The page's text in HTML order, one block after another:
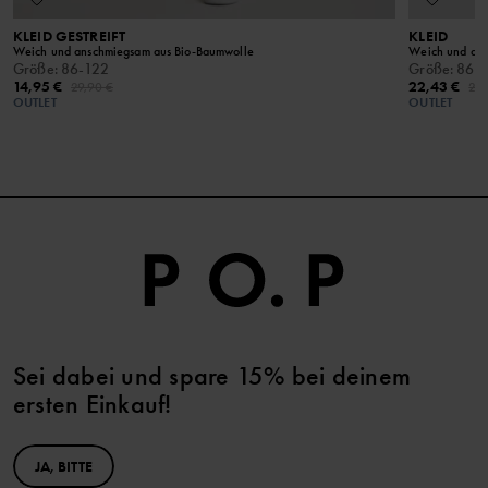
KLEID GESTREIFT
Weich und anschmiegsam aus Bio-Baumwolle
Größe: 86-122
14,95 €
OUTLET
KLEID
Weich und
Größe: 86-
22,43 €
OUTLET
Sei dabei und spare 15% bei deinem
ersten Einkauf!
JA, BITTE